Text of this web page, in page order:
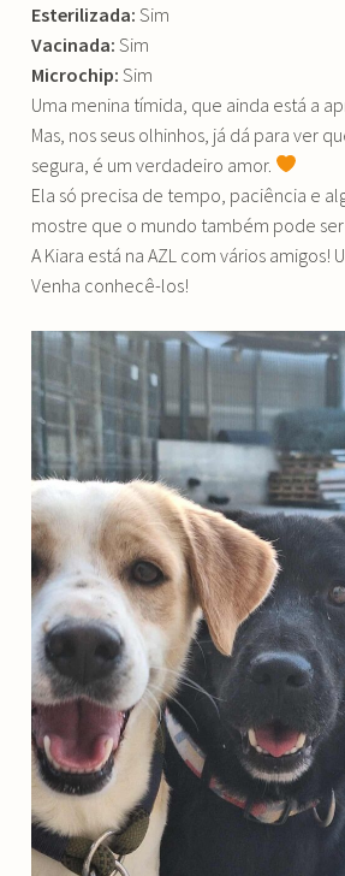
Esterilizada: Sim
Vacinada: Sim
Microchip:Sim
Uma menina tímida, que ainda está a
Mas, nos seus olhinhos, já dá para ver
segura, é um verdadeiro amor.
Ela só precisa de tempo, paciência e
mostre que o mundo também pode ser
A Kiara está na AZL com vários amigos!
Venha conhecê-los!